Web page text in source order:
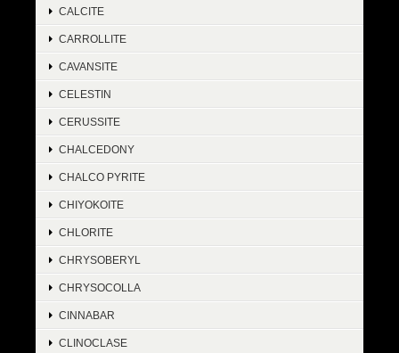
CALCITE
CARROLLITE
CAVANSITE
CELESTIN
CERUSSITE
CHALCEDONY
CHALCO PYRITE
CHIYOKOITE
CHLORITE
CHRYSOBERYL
CHRYSOCOLLA
CINNABAR
CLINOCLASE